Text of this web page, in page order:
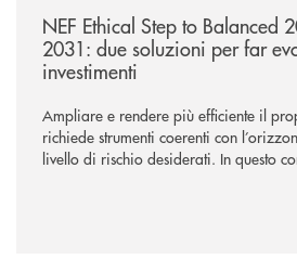
NEF Ethical Step to Balanced
2031: due soluzioni per far
investimenti
Ampliare e rendere più efficiente il
richiede strumenti coerenti con
livello di rischio desiderati. In questo
soluzioni tra loro complementari,